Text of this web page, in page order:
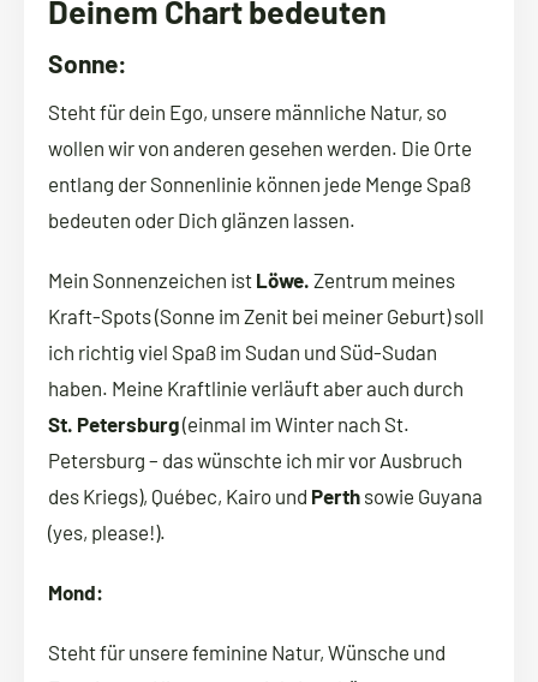
Deinem Chart bedeuten
Sonne:
Steht für dein Ego, unsere männliche Natur, so
wollen wir von anderen gesehen werden. Die Orte
entlang der Sonnenlinie können jede Menge Spaß
bedeuten oder Dich glänzen lassen.
Mein Sonnenzeichen ist Löwe. Zentrum meines
Kraft-Spots (Sonne im Zenit bei meiner Geburt) soll
ich richtig viel Spaß im Sudan und Süd-Sudan
haben. Meine Kraftlinie verläuft aber auch durch
St. Petersburg(einmal im Winter nach St.
Petersburg – das wünschte ich mir vor Ausbruch
des Kriegs), Québec, Kairo und Perth sowie Guyana
(yes, please!).
Mond:
Steht für unsere feminine Natur, Wünsche und